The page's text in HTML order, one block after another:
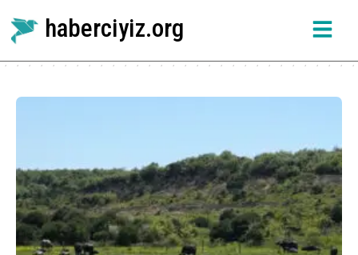
haberciyiz.org
Etiket:manda